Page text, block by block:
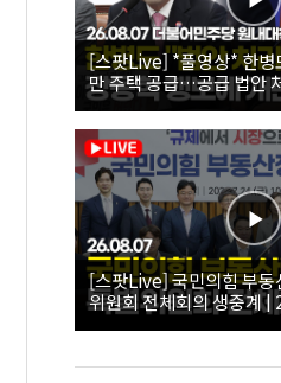
[스팟Live] *풀영상* 한병
만 주택 공급…공급 법안
26.08.07 더불어민주당
[스팟Live] 국민의힘 부동
위원회 전체회의 생중계 |